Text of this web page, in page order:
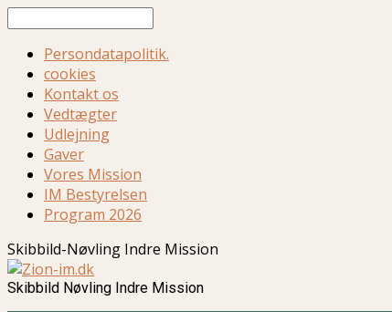
Persondatapolitik.
cookies
Kontakt os
Vedtægter
Udlejning
Gaver
Vores Mission
IM Bestyrelsen
Program 2026
Skibbild-Nøvling Indre Mission
Skibbild Nøvling Indre Mission